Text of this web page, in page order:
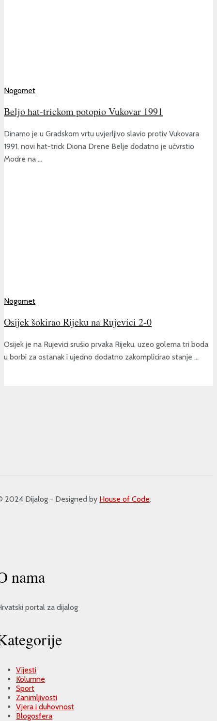
Nogomet
Beljo hat-trickom potopio Vukovar 1991
Dinamo je u Gradskom vrtu uvjerljivo slavio protiv Vukovara
1991, novi hat-trick Diona Drene Belje dodatno je učvrstio
Modre na ...
Nogomet
Osijek šokirao Rijeku na Rujevici 2-0
Osijek je na Rujevici srušio prvaka Rijeku, uzeo golema tri boda
u borbi za ostanak i ujedno dodatno zakomplicirao stanje ...
Dijalog - Designed by House of Code.
nama
portal za dijalog
Vijesti
Kolumne
Sport
Zanimljivosti
Vjera i duhovnost
Blogosfera